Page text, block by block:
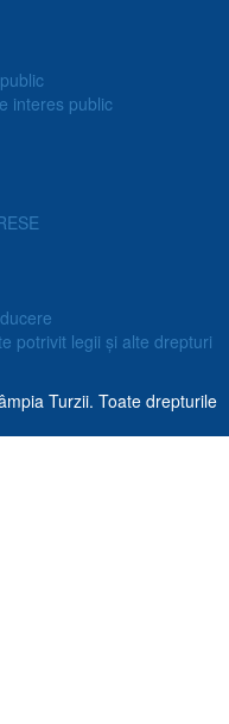
interes public
potrivit legii și alte drepturi
Turzii. Toate drepturile